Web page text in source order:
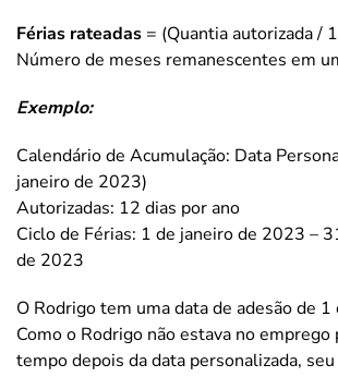
Férias rateadas = (Quantia autorizada /
Número de meses remanescentes em
Exemplo:
Calendário de Acumulação: Data
janeiro de 2023)
Autorizadas: 12 dias por ano
Ciclo de Férias: 1 de janeiro de 2023 –
de 2023
O Rodrigo tem uma data de adesão de
Como o Rodrigo não estava no
tempo depois da data personalizada,